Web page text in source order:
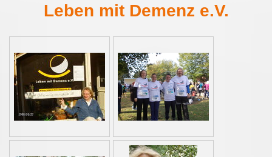
Leben mit Demenz e.V.